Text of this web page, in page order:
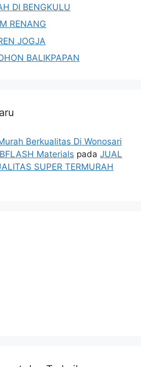
DI BENGKULU
RENANG
JOGJA
BALIKPAPAN
Berkualitas Di Wonosari
Materials pada JUAL
SUPER TERMURAH